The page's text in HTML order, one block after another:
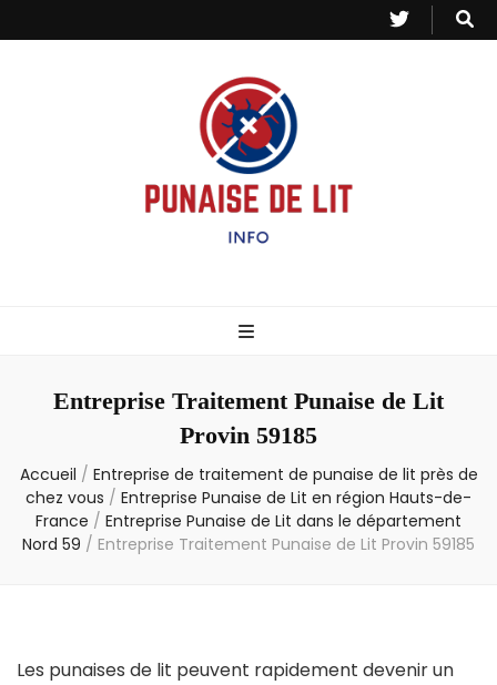
– Info
Entreprise Traitement Punaise de Lit
Provin 59185
Accueil / Entreprise de traitement de punaise de lit près de
chez vous / Entreprise Punaise de Lit en région Hauts-de-
France / Entreprise Punaise de Lit dans le département
Nord 59 / Entreprise Traitement Punaise de Lit Provin 59185
Les punaises de lit peuvent rapidement devenir un